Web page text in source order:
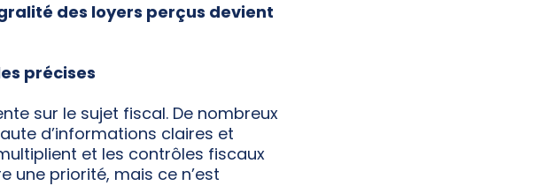
des loyers perçus devient
précises
sur le sujet fiscal. De nombreux
d’informations claires et
et les contrôles fiscaux
une priorité, mais ce n’est